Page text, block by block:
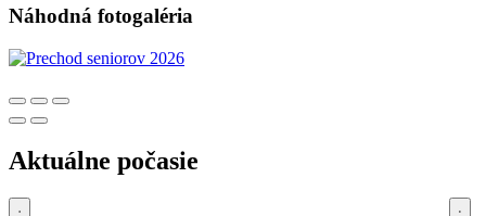
Náhodná fotogaléria
Aktuálne počasie